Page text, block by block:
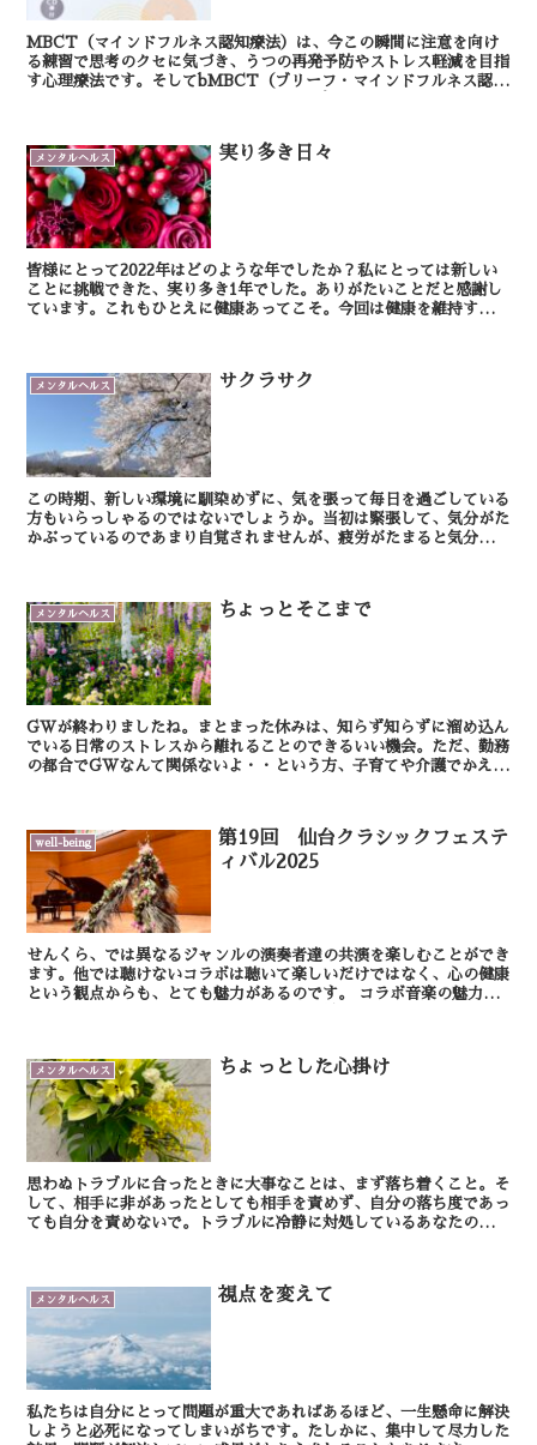
MBCT（マインドフルネス認知療法）は、今この瞬間に注意を向け
る練習で思考のクセに気づき、うつの再発予防やストレス軽減を目指
す心理療法です。そしてbMBCT（ブリーフ・マインドフルネス認知
メンタルヘルス 実り多き日々
皆様にとって2022年はどのような年でしたか？私にとっては新しい
ことに挑戦できた、実り多き1年でした。ありがたいことだと感謝し
ています。これもひとえに健康あってこそ。今回は健康を維持する上
メンタルヘルス サクラサク
この時期、新しい環境に馴染めずに、気を張って毎日を過ごしている
方もいらっしゃるのではないでしょうか。当初は緊張して、気分がた
かぶっているのであまり自覚されませんが、疲労がたまると気分が落
メンタルヘルス ちょっとそこまで
GWが終わりましたね。まとまった休みは、知らず知らずに溜め込ん
でいる日常のストレスから離れることのできるいい機会。ただ、勤務
の都合でGWなんて関係ないよ・・という方、子育てや介護でかえっ
well-being
第19回 仙台クラシックフェステ
ィバル2025
せんくら、では異なるジャンルの演奏者達の共演を楽しむことができ
ます。他では聴けないコラボは聴いて楽しいだけではなく、心の健康
という観点からも、とても魅力があるのです。 コラボ音楽の魅力
メンタルヘルス ちょっとした心掛け
思わぬトラブルに合ったときに大事なことは、まず落ち着くこと。そ
して、相手に非があったとしても相手を責めず、自分の落ち度であっ
ても自分を責めないで。トラブルに冷静に対処しているあなたの姿が
メンタルヘルス 視点を変えて
私たちは自分にとって問題が重大であればあるほど、一生懸命に解決
しようと必死になってしまいがちです。たしかに、集中して尽力した